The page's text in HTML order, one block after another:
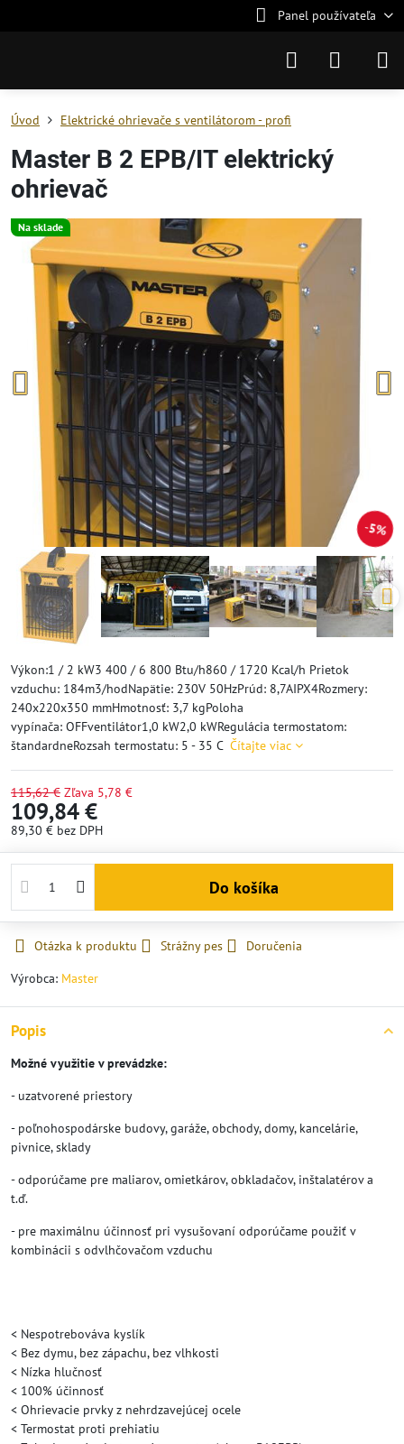
Panel používateľa
Na sklade
5%
Úvod Elektrické ohrievače s ventilátorom - profi
Master B 2 EPB/IT elektrický
ohrievač
Výkon:1 / 2 kW3 400 / 6 800 Btu/h860 / 1720 Kcal/h Prietok
vzduchu: 184m3/hodNapätie: 230V 50HzPrúd: 8,7AIPX4Rozmery:
240x220x350 mmHmotnosť: 3,7 kgPoloha
vypínača: OFFventilátor1,0 kW2,0 kWRegulácia termostatom:
štandardneRozsah termostatu: 5 - 35 C Čítajte viac
115,62 € Zľava 5,78 €
109,84 €
89,30 € bez DPH
Do košíka
Otázka k produktu Strážny pes
Doručenia
Výrobca: Master
Popis
Možné využitie v prevádzke:
- uzatvorené priestory
- poľnohospodárske budovy, garáže, obchody, domy, kancelárie,
pivnice, sklady
- odporúčame pre maliarov, omietkárov, obkladačov, inštalatérov a
t.ď.
- pre maximálnu účinnosť pri vysušovaní odporúčame použiť v
kombinácii s odvlhčovačom vzduchu
< Nespotrebováva kyslík
< Bez dymu, bez zápachu, bez vlhkosti
< Nízka hlučnosť
< 100% účinnosť
< Ohrievacie prvky z nehrdzavejúcej ocele
< Termostat proti prehiatiu